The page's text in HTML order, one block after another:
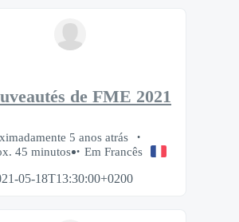
de FME 2021
5 anos atrás
45 minutos
Em Francês
05-18T13:30:00+0200